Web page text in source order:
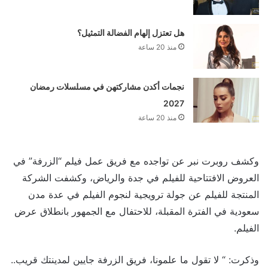
هل تعتزل إلهام الفضالة التمثيل؟
منذ 20 ساعة
نجمات أكدن مشاركتهن في مسلسلات رمضان
2027
منذ 20 ساعة
وكشف روبرت نبر عن تواجده مع فريق عمل فيلم “الزرفة” في
العروض الافتتاحية للفيلم في جدة والرياض، وكشفت الشركة
المنتجة للفيلم عن جولة ترويجية لنجوم الفيلم في عدة مدن
سعودية في الفترة المقبلة، للاحتفال مع الجمهور بانطلاق عرض
الفيلم.
وذكرت: “⁨ لا تقول ما علمونا، فريق الزرفة جايين لمدينتك قريب..